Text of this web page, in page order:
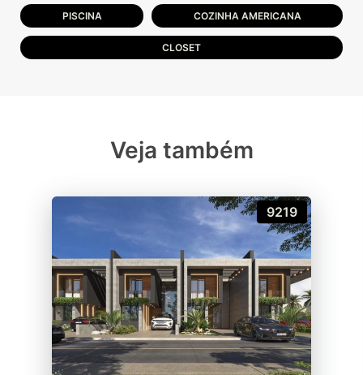
PISCINA COZINHA AMERICANA
CLOSET
Veja também
9219